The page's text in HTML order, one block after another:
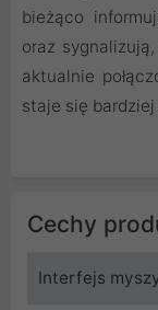
bieżąco
oraz
aktualnie
staje się
Cechy
Interfejs